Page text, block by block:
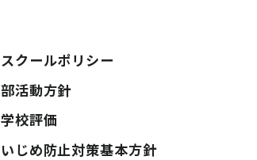
スクールポリシー
部活動方針
学校評価
いじめ防止対策基本方針